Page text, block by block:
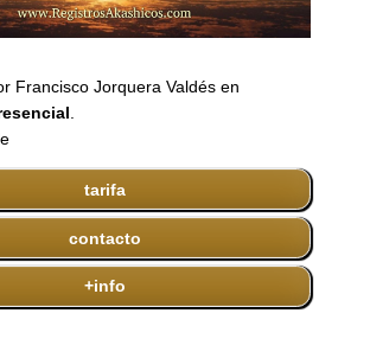
Francisco Jorquera Valdés en
.
tarifa
contacto
+info